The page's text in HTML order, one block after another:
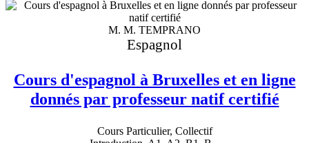
M. M. TEMPRANO
Espagnol
Cours d'espagnol à Bruxelles et en ligne
donnés par professeur natif certifié
Cours Particulier, Collectif